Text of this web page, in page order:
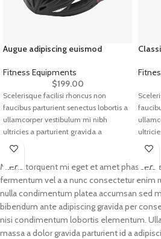
Augue adipiscing euismod
Fitness Equipments
$199.00
Scelerisque facilisi rhoncus non
faucibus parturient senectus lobortis a
ullamcorper vestibulum mi nibh
ultricies a parturient gravida a
vestibulum leo sem in. Est cum
per at vitae ante eleifend mollis
adipiscing.
per at
Mauris torquent mi eget et amet phasellus
fermentum vel a a nunc consectetur enim
nulla condimentum platea accumsan sed
bibendum ante adipiscing gravida per
nisi condimentum lobortis elementum.
massa a dolor gravida parturient id a